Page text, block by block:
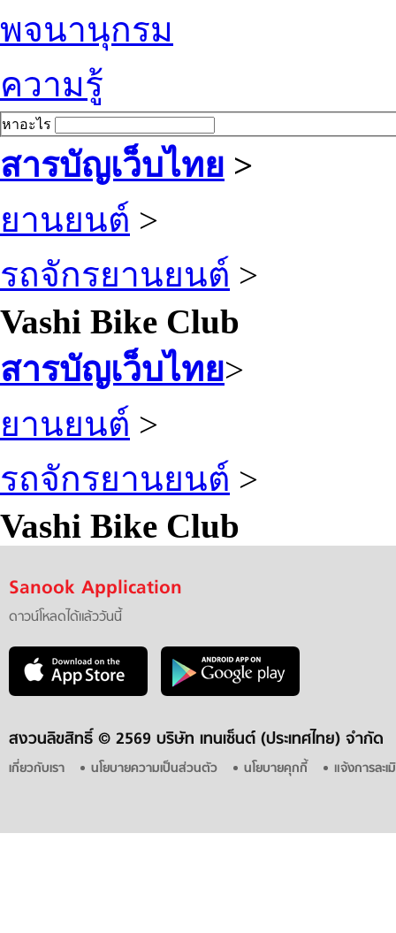
พจนานุกรม
ความรู้
หาอะไร
สารบัญเว็บไทย >
ยานยนต์ >
รถจักรยานยนต์ >
Vashi Bike Club
สารบัญเว็บไทย>
ยานยนต์ >
รถจักรยานยนต์ >
Vashi Bike Club
Sanook Application
ดาวน์โหลดได้แล้ววันนี้
สงวนลิขสิทธิ์ © 2569 บริษัท เทนเซ็นต์ (ประเทศไทย) จำกัด
เกี่ยวกับเรา นโยบายความเป็นส่วนตัว นโยบายคุกกี้ แจ้งการละ